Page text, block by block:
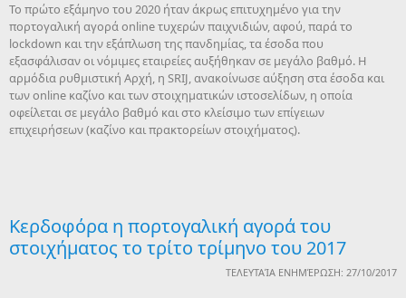
Το πρώτο εξάμηνο του 2020 ήταν άκρως επιτυχημένο για την
πορτογαλική αγορά online τυχερών παιχνιδιών, αφού, παρά το
lockdown και την εξάπλωση της πανδημίας, τα έσοδα που
εξασφάλισαν οι νόμιμες εταιρείες αυξήθηκαν σε μεγάλο βαθμό. Η
αρμόδια ρυθμιστική Αρχή, η SRIJ, ανακοίνωσε αύξηση στα έσοδα και
των online καζίνο και των στοιχηματικών ιστοσελίδων, η οποία
οφείλεται σε μεγάλο βαθμό και στο κλείσιμο των επίγειων
επιχειρήσεων (καζίνο και πρακτορείων στοιχήματος).
Κερδοφόρα η πορτογαλική αγορά του
στοιχήματος το τρίτο τρίμηνο του 2017
ΤΕΛΕΥΤΑΊΑ ΕΝΗΜΈΡΩΣΗ: 27/10/2017